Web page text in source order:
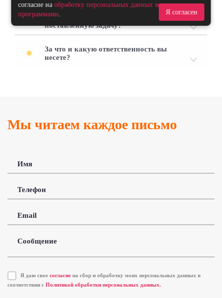
Вы быстро реагируете на
поставленную задачу?
За что и какую ответственность вы
несете?
Мы читаем каждое письмо
Имя
Телефон
Email
Сообщение
Я даю свое согласие на сбор и обработку моих персональных данных в
соответствии с Политикой обработки персональных данных.
согласие наобработку персональных данных метрическими
программами. Я согласен